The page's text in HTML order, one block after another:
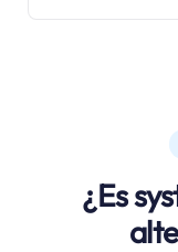
¿Es